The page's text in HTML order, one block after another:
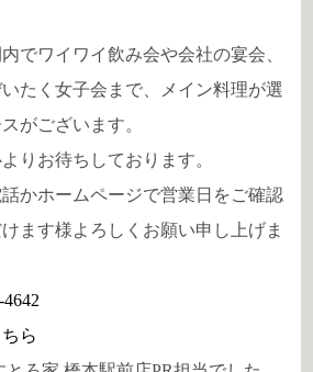
でワイワイ飲み会や会社の宴会、
たく女子会まで、メイン料理が選
がございます。
りお待ちしております。
かホームページで営業日をご確認
ます様よろしくお願い申し上げま
4642
ら